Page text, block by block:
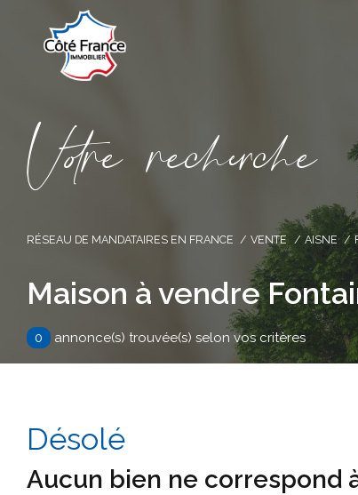
Vore recece
RÉSEAU DE MANDATAIRES EN FRANCE VENTE AISNE
Maison à vendre
0 annonce(s) trouvée(s) selon vos critères
Désolé
Aucun bien ne correspond